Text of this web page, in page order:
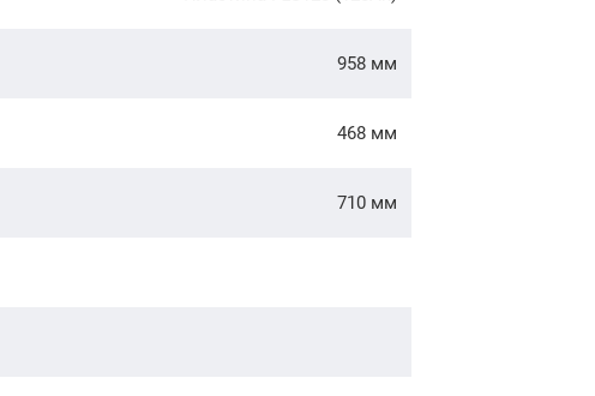
958 мм
468 мм
710 мм